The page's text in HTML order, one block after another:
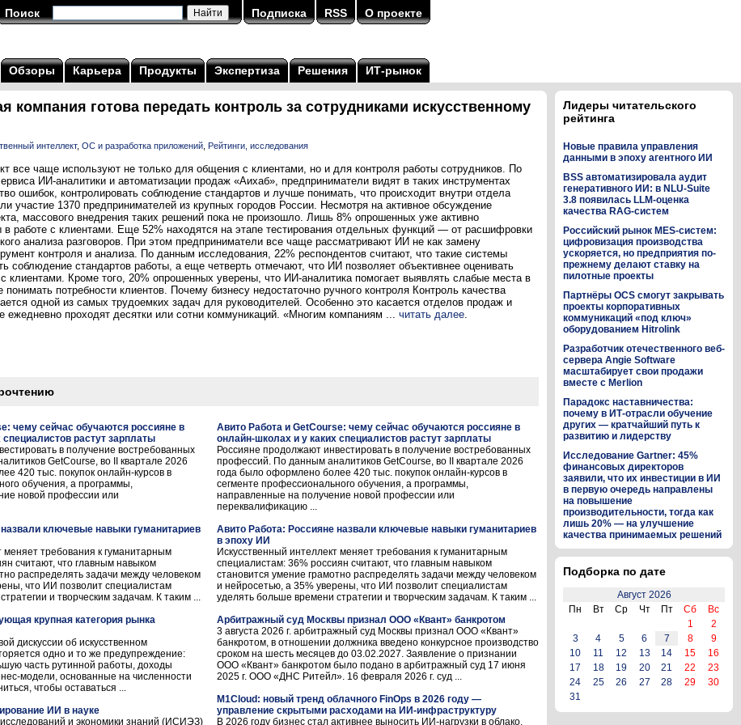
Поиск Подписка RSS О проекте
Обзоры Карьера Продукты Экспертиза Решения ИТ-рынок
компания готова передать контроль за сотрудниками искусственному
интеллект, ОС и разработка приложений Рейтинги, исследования
все чаще используют не только для общения с клиентами, но и для контроля работы сотрудников. По
ИИ-аналитики и автоматизации продаж «Аихаб», предприниматели видят в таких инструментах
ошибок, контролировать соблюдение стандартов и лучше понимать, что происходит внутри отдела
участие 1370 предпринимателей из крупных городов России. Несмотря на активное обсуждение
массового внедрения таких решений пока не произошло. Лишь 8% опрошенных уже активно
работе с клиентами. Еще 52% находятся на этапе тестирования отдельных функций — от расшифровки
анализа разговоров. При этом предприниматели все чаще рассматривают ИИ не как замену
контроля и анализа. По данным исследования, 22% респондентов считают, что такие системы
соблюдение стандартов работы, а еще четверть отмечают, что ИИ позволяет объективнее оценивать
клиентами. Кроме того, 20% опрошенных уверены, что ИИ-аналитика помогает выявлять слабые места в
потребности клиентов. Почему бизнесу недостаточно ручного контроля Контроль качества
одной из самых трудоемких задач для руководителей. Особенно это касается отделов продаж и
ежедневно проходят десятки или сотни коммуникаций. «Многим компаниям ... читать далее.
чему сейчас обучаются россияне в
растут зарплаты
в получение востребованных
GetCourse, во II квартале 2026
420 тыс. покупок онлайн-курсов в
обучения, а программы,
новой профессии или
ключевые навыки гуманитариев
меняет требования к гуманитарным
считают, что главным навыком
распределять задачи между человеком
что ИИ позволит специалистам
и творческим задачам. К таким ...
крупная категория рынка
дискуссии об искусственном
одно и то же предупреждение:
часть рутинной работы, доходы
модели, основанные на численности
чтобы оставаться ...
ИИ в науке
исследований и экономики знаний (ИСИЭЗ)
Авито Работа и GetCourse: чему сейчас обучаются россияне в
онлайн-школах и у каких специалистов растут зарплаты
Россияне продолжают инвестировать в получение востребованных
профессий. По данным аналитиков GetCourse, во II квартале 2026
года было оформлено более 420 тыс. покупок онлайн-курсов в
сегменте профессионального обучения, а программы,
направленные на получение новой профессии или
переквалификацию ...
Авито Работа: Россияне назвали ключевые навыки гуманитариев
в эпоху ИИ
Искусственный интеллект меняет требования к гуманитарным
специалистам: 36% россиян считают, что главным навыком
становится умение грамотно распределять задачи между человеком
и нейросетью, а 35% уверены, что ИИ позволит специалистам
уделять больше времени стратегии и творческим задачам. К таким ...
Арбитражный суд Москвы признал ООО «Квант» банкротом
3 августа 2026 г. арбитражный суд Москвы признал ООО «Квант»
банкротом, в отношении должника введено конкурсное производство
сроком на шесть месяцев до 03.02.2027. Заявление о признании
ООО «Квант» банкротом было подано в арбитражный суд 17 июня
2025 г. ООО «ДНС Ритейл». 16 февраля 2026 г. суд ...
M1Cloud: новый тренд облачного FinOps в 2026 году —
управление скрытыми расходами на ИИ-инфраструктуру
В 2026 году бизнес стал активнее выносить ИИ-нагрузки в облако,
Лидеры читательского
рейтинга
Новые правила управления
данными в эпоху агентного ИИ
BSS автоматизировала аудит
генеративного ИИ: в NLU-Suite
3.8 появилась LLM-оценка
качества RAG-систем
Российский рынок MES-систем:
цифровизация производства
ускоряется, но предприятия по-
прежнему делают ставку на
пилотные проекты
Партнёры OCS смогут закрывать
проекты корпоративных
коммуникаций «под ключ»
оборудованием Hitrolink
Разработчик отечественного веб-
сервера Angie Software
масштабирует свои продажи
вместе с Merlion
Парадокс наставничества:
почему в ИТ-отрасли обучение
других — кратчайший путь к
развитию и лидерству
Исследование Gartner: 45%
финансовых директоров
заявили, что их инвестиции в ИИ
в первую очередь направлены
на повышение
производительности, тогда как
лишь 20% — на улучшение
качества принимаемых решений
Подборка по дате
Август 2026
Пн
Вт Ср Чт Пт Сб
Вс
1
2
3
4 5 6 7 8
9
10
11 12 13 14 15
16
17
18 19 20 21 22
23
24
25 26 27 28 29
30
31